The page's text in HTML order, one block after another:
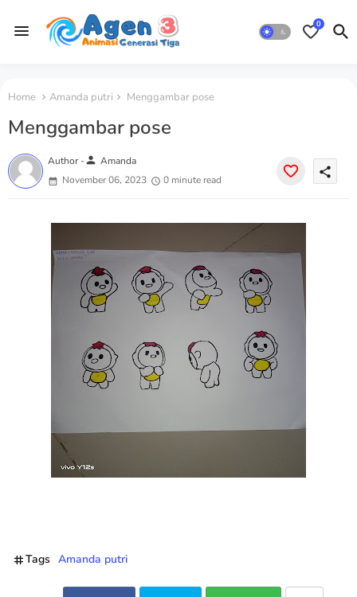
0
Home Amanda putri Menggambar pose
Menggambar pose
Author -person Amanda
November 06, 2023
0 minute read
share
Tags Amanda putri